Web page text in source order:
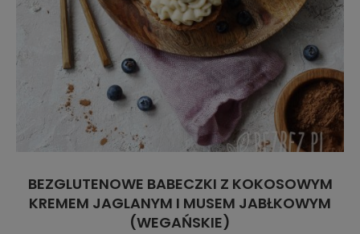
BEZGLUTENOWE BABECZKI Z KOKOSOWYM
KREMEM JAGLANYM I MUSEM JABŁKOWYM
(WEGAŃSKIE)